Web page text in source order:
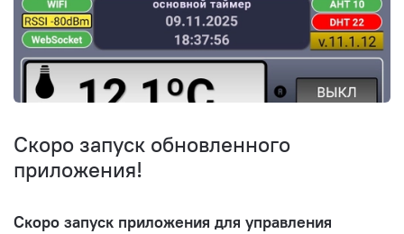
Скоро запуск обновленного
приложения!
Скоро запуск приложения для управления